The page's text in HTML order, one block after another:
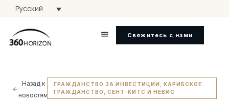
Русский
Свяжитесь с нами
Назад к
новостям
ГРАЖДАНСТВО ЗА ИНВЕСТИЦИИ
КАРИБСКОЕ
ГРАЖДАНСТВО
СЕНТ-КИТС И НЕВИС